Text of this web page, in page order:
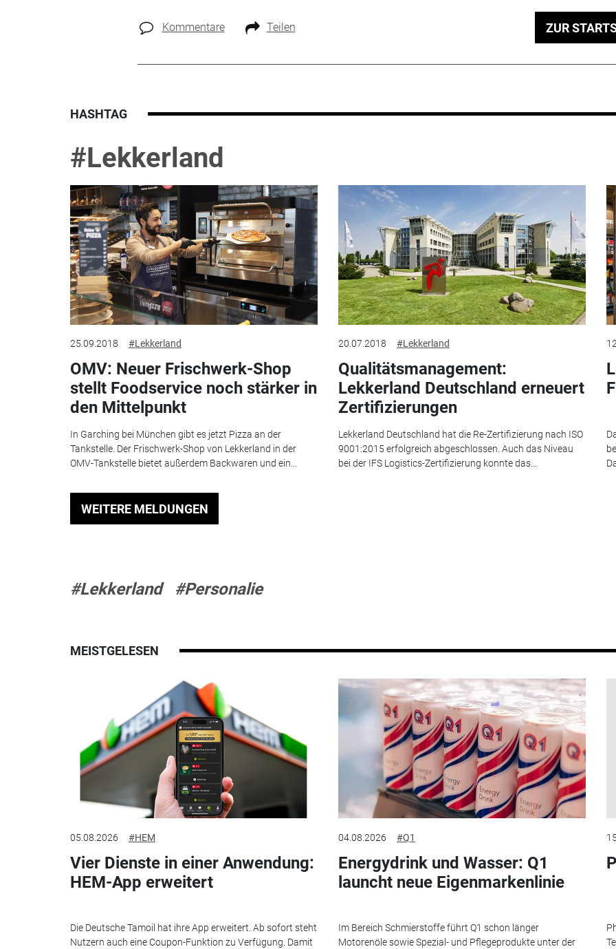
Kommentare Teilen ZUR
HASHTAG
#Lekkerland
25.09.2018 #Lekkerland
OMV: Neuer Frischwerk-Shop
stellt Foodservice noch stärker in
den Mittelpunkt
In Garching bei München gibt es jetzt Pizza an der
Tankstelle. Der Frischwerk-Shop von Lekkerland in der
OMV-Tankstelle bietet außerdem Backwaren und ein...
20.07.2018 #Lekkerland
Qualitätsmanagement:
Lekkerland Deutschland erneuert
Zertifizierungen
Lekkerland Deutschland hat die Re-Zertifizierung nach ISO
9001:2015 erfolgreich abgeschlossen. Auch das Niveau
bei der IFS Logistics-Zertifizierung konnte das...
WEITERE MELDUNGEN
#Lekkerland #Personalie
MEISTGELESEN
05.08.2026 #HEM
Vier Dienste in einer Anwendung:
HEM-App erweitert
Die Deutsche Tamoil hat ihre App erweitert. Ab sofort steht
Nutzern auch eine Coupon-Funktion zu Verfügung. Damit
04.08.2026 #Q1
Energydrink und Wasser: Q1
launcht neue Eigenmarkenlinie
Im Bereich Schmierstoffe führt Q1 schon länger
Motorenöle sowie Spezial- und Pflegeprodukte unter der